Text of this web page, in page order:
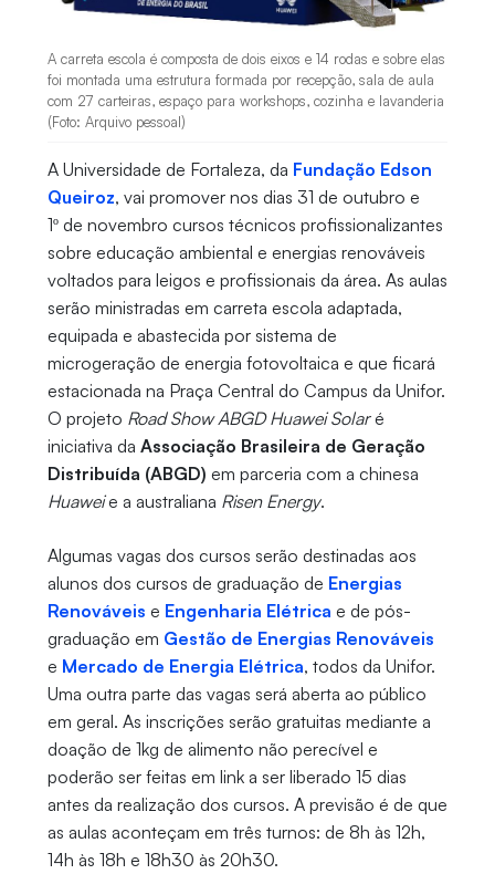
A carreta escola é composta de dois eixos e 14 rodas e sobre elas
foi montada uma estrutura formada por recepção, sala de aula
com 27 carteiras, espaço para workshops, cozinha e lavanderia
(Foto: Arquivo pessoal)
A Universidade de Fortaleza, da Fundação Edson
Queiroz, vai promover nos dias 31 de outubro e
1º de novembro cursos técnicos profissionalizantes
sobre educação ambiental e energias renováveis
voltados para leigos e profissionais da área. As aulas
serão ministradas em carreta escola adaptada,
equipada e abastecida por sistema de
microgeração de energia fotovoltaica e que ficará
estacionada na Praça Central do Campus da Unifor.
O projeto Road Show ABGD Huawei Solaré
iniciativa da Associação Brasileira de Geração
Distribuída (ABGD) em parceria com a chinesa
Huaweie a australiana Risen Energy.
Algumas vagas dos cursos serão destinadas aos
alunos dos cursos de graduação de Energias
Renováveis e Engenharia Elétrica e de pós-
graduação em Gestão de Energias Renováveis
e Mercado de Energia Elétrica, todos da Unifor.
Uma outra parte das vagas será aberta ao público
em geral. As inscrições serão gratuitas mediante a
doação de 1kg de alimento não perecível e
poderão ser feitas em link a ser liberado 15 dias
antes da realização dos cursos. A previsão é de que
as aulas aconteçam em três turnos: de 8h às 12h,
14h às 18h e 18h30 às 20h30.